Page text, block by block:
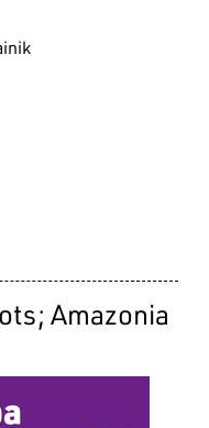
Amazonia